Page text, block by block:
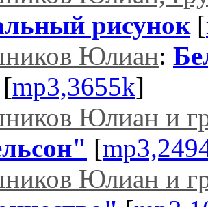
рисунок[
Юлиан:
[mp3,3655k]
Юлиан и
[
Юлиан и